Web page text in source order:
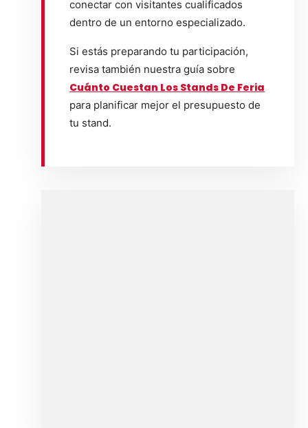
conectar con visitantes cualificados
dentro de un entorno especializado.
Si estás preparando tu participación,
revisa también nuestra guía sobre
Cuánto Cuestan Los Stands De Feria
para planificar mejor el presupuesto de
tu stand.